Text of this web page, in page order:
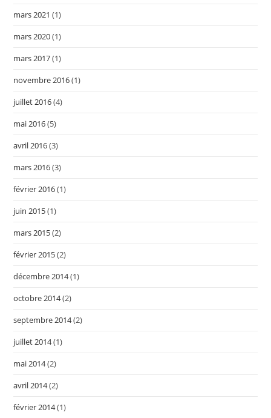
mars 2021 (1)
mars 2020(1)
mars 2017(1)
novembre 2016(1)
juillet 2016(4)
mai 2016(5)
avril 2016(3)
mars 2016(3)
février 2016(1)
juin 2015(1)
mars 2015(2)
février 2015(2)
décembre 2014(1)
octobre 2014(2)
septembre 2014(2)
juillet 2014(1)
mai 2014(2)
avril 2014(2)
février 2014(1)